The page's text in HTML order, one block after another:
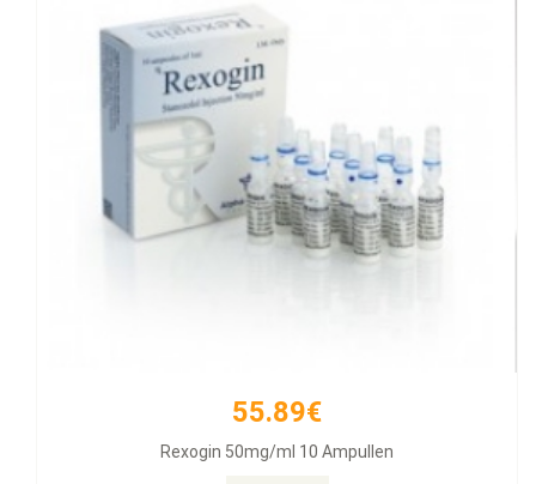
55.89€
Rexogin 50mg/ml 10 Ampullen
26.31€